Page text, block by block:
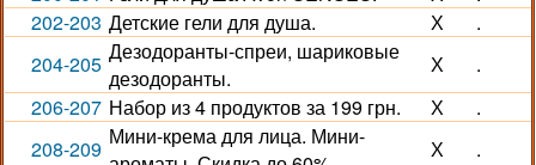
202-203 Детские гели для душа. Х
.
204-205 Дезодоранты-спреи, шариковые
дезодоранты.
Х
.
206-207 Набор из 4 продуктов за 199 грн. Х
.
208-209 Мини-крема для лица. Мини-
Х .